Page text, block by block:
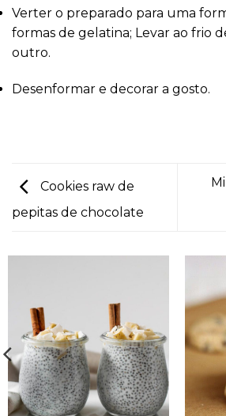
Verter o preparado para uma
formas de gelatina; Levar ao frio
outro.
Desenformar e decorar a gosto.
Cookies raw de
pepitas de chocolate